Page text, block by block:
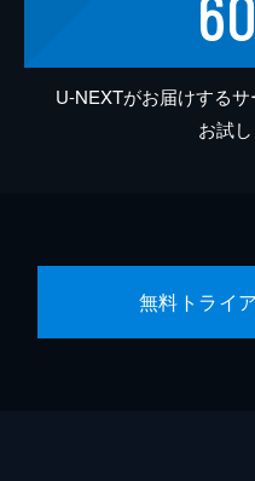
U-NEXTがお届けする
お試し
無料トライ